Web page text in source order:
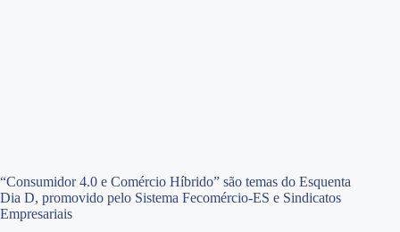
“Consumidor 4.0 e Comércio Híbrido” são temas do Esquenta
Dia D, promovido pelo Sistema Fecomércio-ES e Sindicatos
Empresariais